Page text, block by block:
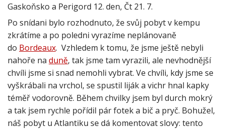
Gaskoňsko a Perigord 12. den, Čt 21. 7.
Po snídani bylo rozhodnuto, že svůj pobyt v kempu
zkrátíme a po poledni vyrazíme neplánovaně
do Bordeaux. Vzhledem k tomu, že jsme ještě nebyli
nahoře na duně, tak jsme tam vyrazili, ale nevhodnější
chvíli jsme si snad nemohli vybrat. Ve chvíli, kdy jsme se
vyškrábali na vrchol, se spustil liják a vichr hnal kapky
téměř vodorovně. Během chvilky jsem byl durch mokrý
a tak jsem rychle pořídil pár fotek a bič a pryč. Bohužel,
náš pobyt u Atlantiku se dá komentovat slovy: tento